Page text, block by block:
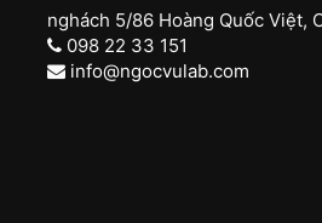
nghách 5/86 Hoàng Quốc Việt,
098 22 33 151
info@ngocvulab.com